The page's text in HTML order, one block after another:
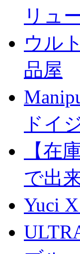
リュ
ウル
品屋
ドイ
【在
で出
Yuci